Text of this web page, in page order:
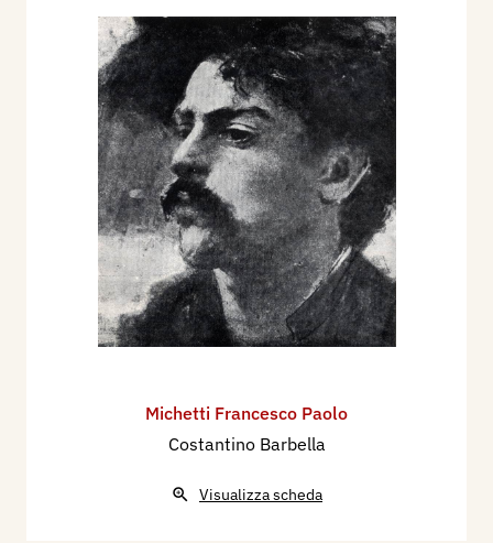
Michetti Francesco Paolo
Costantino Barbella
Visualizza scheda